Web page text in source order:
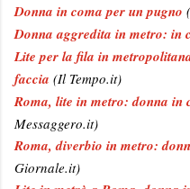
Donna in coma per un pugno
Donna aggredita in metro: in
Lite per la fila in
faccia (Il Tempo.it)
Roma, lite in metro: donna in
Messaggero.it)
Roma, diverbio in metro:
Giornale.it)